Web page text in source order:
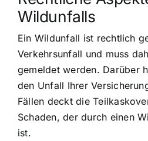
Wildunfalls
Ein Wildunfall ist rechtlich
Verkehrsunfall und muss
gemeldet werden. Darüber
den Unfall Ihrer
Fällen deckt die
Schaden, der durch einen
ist.